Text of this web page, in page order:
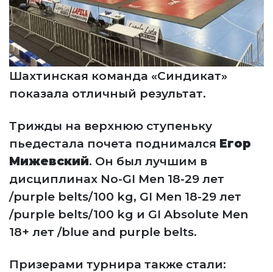
Шахтинская команда «Синдикат»
показала отличный результат.
Трижды на верхнюю ступеньку
пьедестала почета поднимался Егор
Мижевский. Он был лучшим в
дисциплинах No-GI Men 18-29 лет
/purple belts/100 kg, GI Men 18-29 лет
/purple belts/100 kg и GI Absolute Men
18+ лет /blue and purple belts.
Призерами турнира также стали: